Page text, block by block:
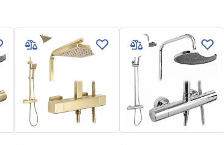
Falra szerelt
Átlátszó 6mm
Dönthető
A zuhanytálcán vagy a padlón
1950
mm
Univerzális
rapid swing z scianka
przyscienna.pdf